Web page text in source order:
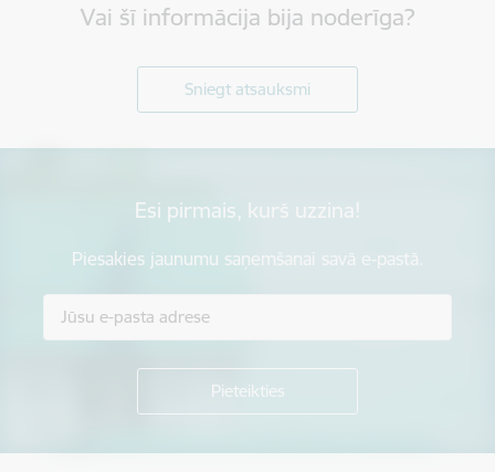
Vai šī informācija bija noderīga?
Sniegt atsauksmi
Esi pirmais, kurš uzzina!
Piesakies jaunumu saņemšanai savā e-pastā.